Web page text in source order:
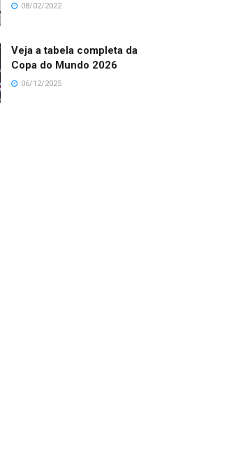
08/02/2022
Veja a tabela completa da
Copa do Mundo 2026
06/12/2025